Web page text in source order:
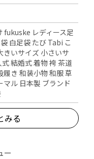
fukuske レディース足
白足袋 たび Tabi こ
きいサイズ 小さいサ
結婚式 着物 袴 茶道
履き 和装小物 和服 草
マル 日本製 ブランド
みる
ー